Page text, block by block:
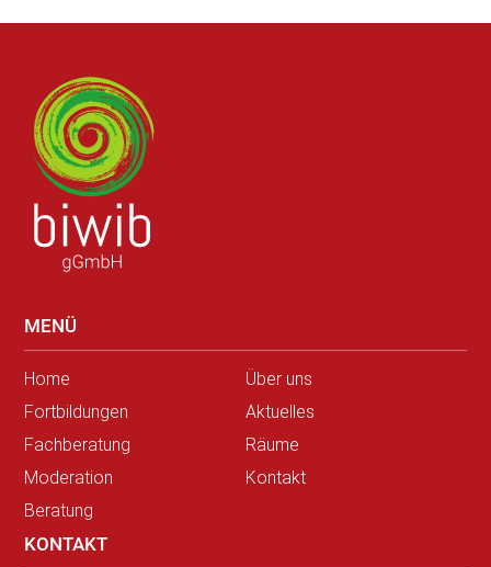
MENÜ
Home
Fortbildungen
Fachberatung
Moderation
Beratung
Über uns
Aktuelles
Räume
Kontakt
KONTAKT